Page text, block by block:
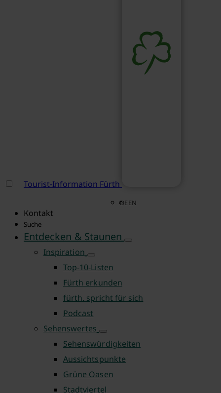
Tourist-Information Fürth
DEEN
Kontakt
Suche
Entdecken & Staunen
Inspiration
Top-10-Listen
Fürth erkunden
fürth. spricht für sich
Podcast
Sehenswertes
Sehenswürdigkeiten
Aussichtspunkte
Grüne Oasen
Stadtviertel